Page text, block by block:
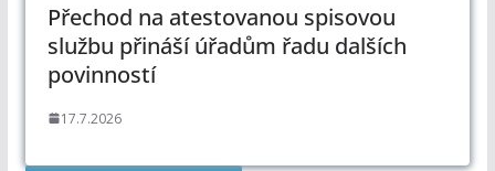
Přechod na atestovanou spisovou
službu přináší úřadům řadu dalších
povinností
17.7.2026